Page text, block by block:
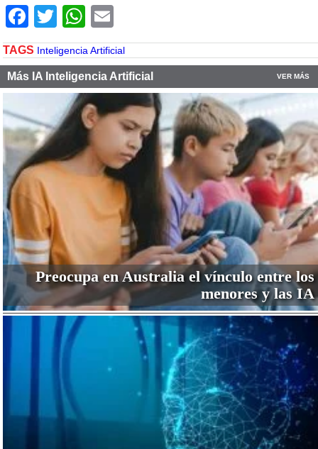
Facebook
TwitterWhatsApp
TAGS Inteligencia Artificial
Más IA Inteligencia Artificial VER MÁS
Preocupa en Australia el vínculo entre los
menores y las IA